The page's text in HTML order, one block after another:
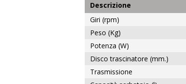
Descrizione
Giri (rpm)
Peso (Kg)
Potenza (W)
Disco trascinatore (mm.)
Trasmissione